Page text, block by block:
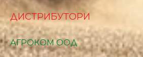
ДИСТРИБУТОРИ
АГРОКОМ ООД